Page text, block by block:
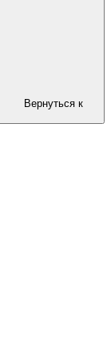
Вернуться к